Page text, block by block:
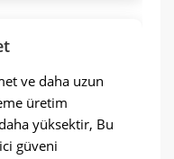
ve daha uzun
üretim
yüksektir, Bu
güveni